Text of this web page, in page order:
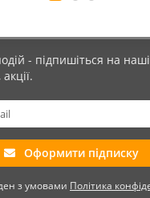
- підпишіться на
Оформити підписку
з умовами Політика